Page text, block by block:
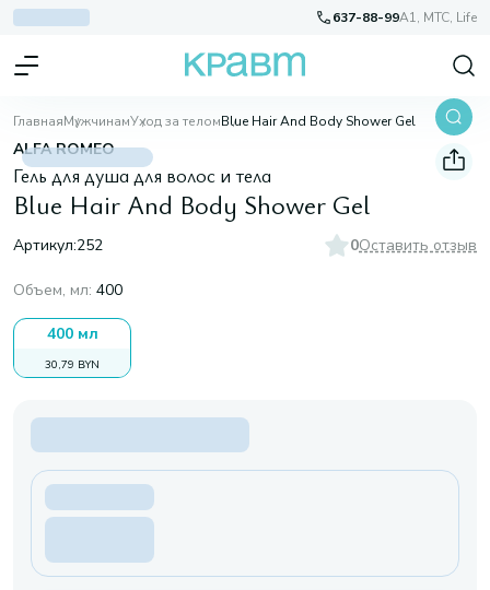
637-88-99A1, МТС, Life
ГлавнаяМужчинамУход за теломBlue Hair And Body Shower Gel
ALFA ROMEO
Гель для душа для волос и тела
Blue Hair And Body Shower Gel
Артикул:252 0Оставить отзыв
Объем, мл: 400
400 мл
30,79 BYN